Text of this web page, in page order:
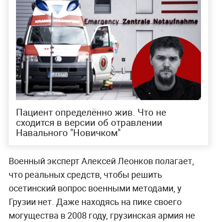
Пациент определённо жив. Что не
сходится в версии об отравлении
Навального "Новичком"
Военный эксперт Алексей Леонков полагает,
что реальных средств, чтобы решить
осетинский вопрос военными методами, у
Грузии нет. Даже находясь на пике своего
могущества в 2008 году, грузинская армия не